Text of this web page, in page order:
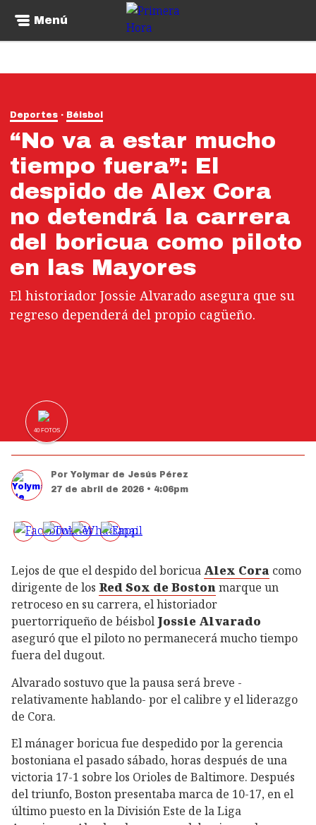
Menú
Deportes Béisbol
“No va a estar mucho
tiempo fuera”: El
despido de Alex Cora
no detendrá la carrera
del boricua como piloto
en las Mayores
El historiador Jossie Alvarado asegura que su
regreso dependerá del propio cagüeño.
40FOTOS
Por Yolymar de Jesús Pérez
27 de abril de 2026 • 4:06pm
Lejos de que el despido del boricua Alex Cora como
dirigente de los Red Sox de Bostonmarque un
retroceso en su carrera, el historiador
puertorriqueño de béisbol Jossie Alvarado
aseguró que el piloto no permanecerá mucho tiempo
fuera del dugout.
Alvarado sostuvo que la pausa será breve -
relativamente hablando- por el calibre y el liderazgo
de Cora.
El mánager boricua fue despedido por la gerencia
bostoniana el pasado sábado, horas después de una
victoria 17-1 sobre los Orioles de Baltimore. Después
del triunfo, Boston presentaba marca de 10-17, en el
último puesto en la División Este de la Liga